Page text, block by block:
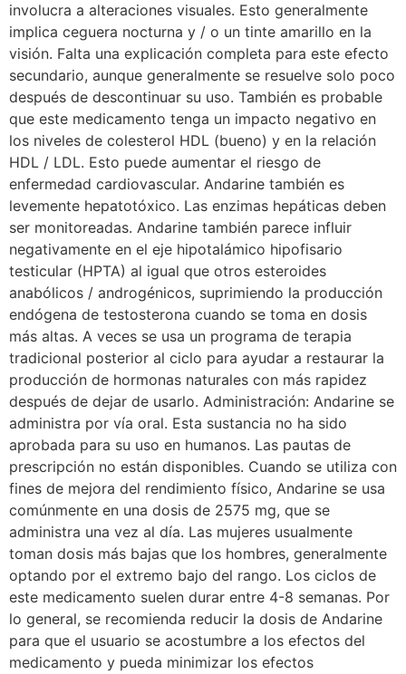
involucra a alteraciones visuales. Esto generalmente
implica ceguera nocturna y / o un tinte amarillo en la
visión. Falta una explicación completa para este efecto
secundario, aunque generalmente se resuelve solo poco
después de descontinuar su uso. También es probable
que este medicamento tenga un impacto negativo en
los niveles de colesterol HDL (bueno) y en la relación
HDL / LDL. Esto puede aumentar el riesgo de
enfermedad cardiovascular. Andarine también es
levemente hepatotóxico. Las enzimas hepáticas deben
ser monitoreadas. Andarine también parece influir
negativamente en el eje hipotalámico hipofisario
testicular (HPTA) al igual que otros esteroides
anabólicos / androgénicos, suprimiendo la producción
endógena de testosterona cuando se toma en dosis
más altas. A veces se usa un programa de terapia
tradicional posterior al ciclo para ayudar a restaurar la
producción de hormonas naturales con más rapidez
después de dejar de usarlo. Administración: Andarine se
administra por vía oral. Esta sustancia no ha sido
aprobada para su uso en humanos. Las pautas de
prescripción no están disponibles. Cuando se utiliza con
fines de mejora del rendimiento físico, Andarine se usa
comúnmente en una dosis de 2575 mg, que se
administra una vez al día. Las mujeres usualmente
toman dosis más bajas que los hombres, generalmente
optando por el extremo bajo del rango. Los ciclos de
este medicamento suelen durar entre 4-8 semanas. Por
lo general, se recomienda reducir la dosis de Andarine
para que el usuario se acostumbre a los efectos del
medicamento y pueda minimizar los efectos